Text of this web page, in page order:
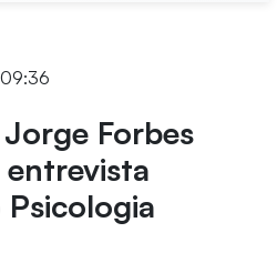
Forbes
Psicologia